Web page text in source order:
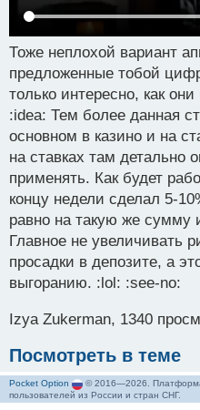
Тоже неплохой вариант
предложенные тобой
только интересно, как
:idea: Тем более данная
основном в казино и на
на ставках там детально
применять. Как будет
концу недели сделал 5-
равно на такую же сумму
Главное не увеличивать
просадки в депозите, а
выгоранию. :lol: :see-no:
Izya Zukerman, 1340
Посмотреть в теме
Pocket Option
© 2016—2026.
пользователей из России и стран СНГ.